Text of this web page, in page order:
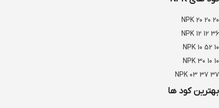
NPK 20 20 20
NPK 12 12 36
NPK 10 52 10
NPK 30 10 10
NPK 03 37 37
بهترین کود ها